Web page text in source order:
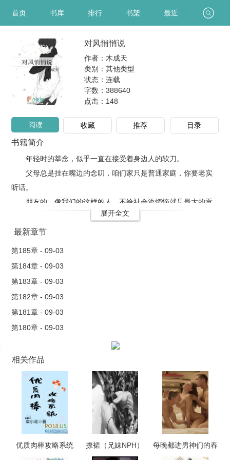
首页 书库 排行 书架 最近
对风悄悄说
作者：木成天
类别：其他类型
状态：连载
字数：388640
点击： 148
阅读 收藏 推荐 目录
书籍简介
年轻时的莘念，似乎一直在接受着身边人的软刀。
父母总是挂在嘴边的念叨，咱们家只是普通家庭，你要老实
听话。
朋友的，像我们的这样的人，不给社会添烦恼就是最大的贡
老师的，莘念这孩子其..
展开全文
最新章节
第185章 - 09-03
第184章 - 09-03
第183章 - 09-03
第182章 - 09-03
第181章 - 09-03
第180章 - 09-03
相关作品
优质肉棒攻略系统
撩裙（兄妹NPH）
每晚都进男神们的春